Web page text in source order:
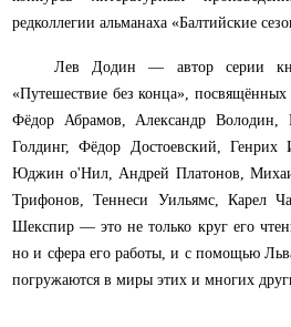
редколлегии альманаха «Балтийские
Лев Додин — автор серии
«Путешествие без конца», посвящённых
Фёдор Абрамов, Александр Володин,
Голдинг, Фёдор Достоевский,
Юджин о'Нил, Андрей Платонов,
Трифонов, Теннеси Уильямс, Карел
Шекспир — это не только круг его
но и сфера его работы, и с помощью
погружаются в миры этих и многих